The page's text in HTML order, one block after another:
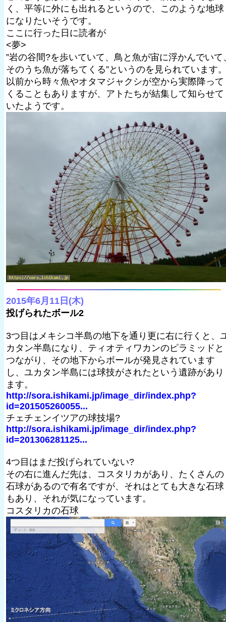
く、平等に外にも出れるというので、このような地球
になりたいそうです。
ここに行った日に読者が
<夢>
”岩の谷間?を歩いていて、鳥と魚が宙に浮かんでいて
そのうち魚が落ちてくる”というのを見られています
以前から時々魚やオタマジャクシが空から実際降って
くることもありますが、アトたちが結集して知らせて
いたようです。
2015年6月11日(木)
投げられたボール2
3つ目はメキシコ半島の地下を通り更に右に行くと、
カタン半島になり、ティオティワカンのピラミッドと
つながり、その地下からボールが発見されています
し、ユカタン半島には球技がされたという遺跡があり
ます。
http://sora.ishikami.jp/image_dir/index.php?
id=201505260055...
チェチェンイツアの球技場?
http://sora.ishikami.jp/image_dir/index.php?
id=201306281125...
4つ目はまだ投げられていない?
その右に進んだ先は、コスタリカがあり、たくさんの
石球があるので有名ですが、それはとても大きな石球
もあり、それが気になっています。
コスタリカの石球